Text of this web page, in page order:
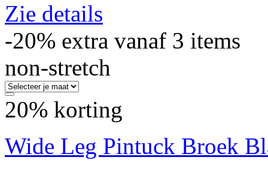
Zie details
-20% extra vanaf 3 items
non-stretch
20% korting
Wide Leg Pintuck Broek